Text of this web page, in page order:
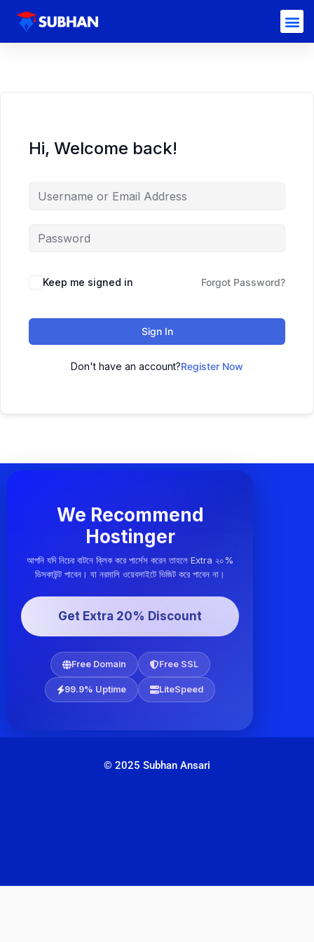
Hi, Welcome back!
Keep me signed in Forgot Password?
Sign In
Don't have an account?Register Now
We Recommend
Hostinger
আপনি যদি নিচের বাটনে ক্লিক করে পার্সেস করেন তাহলে Extra ২০%
ডিসকাউন্ট পাবেন। যা নরমালি ওয়েবসাইটে ভিজিট করে পাবেন না।
Get Extra 20% Discount
Free Domain Free SSL
99.9% Uptime LiteSpeed
© 2025 Subhan Ansari